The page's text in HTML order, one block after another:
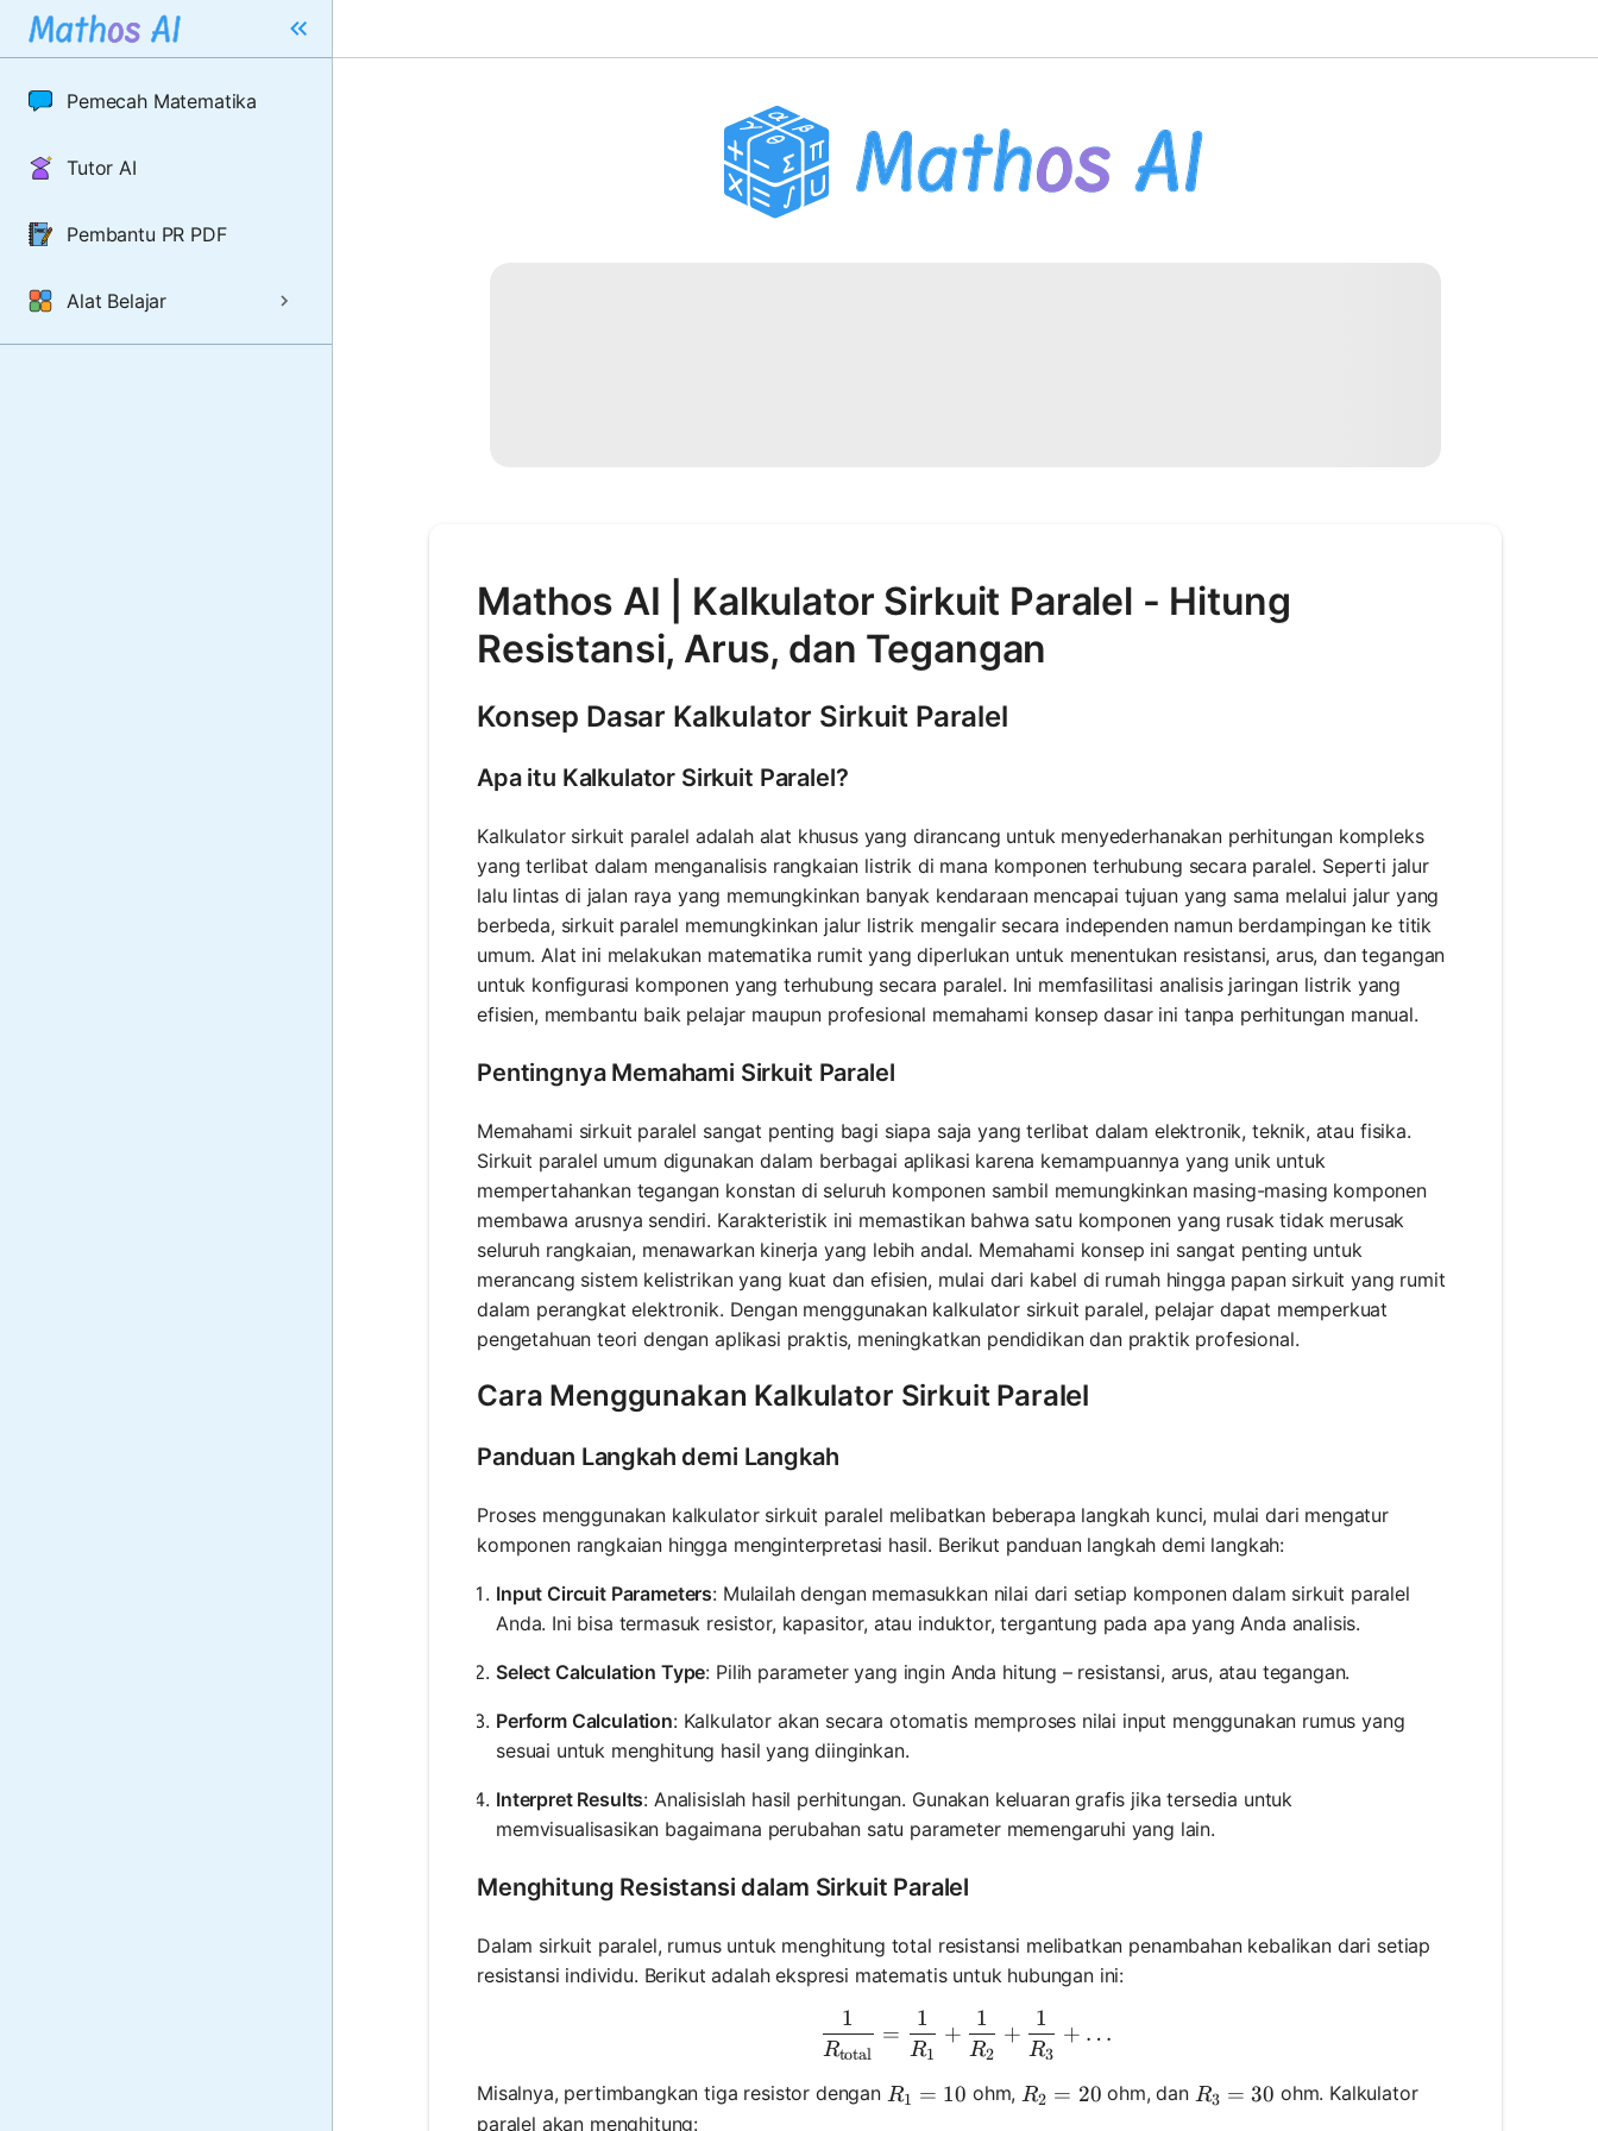
Pemecah Matematika
Tutor AI
Pembantu PR PDF
Alat Belajar
Mathos AI | Kalkulator Sirkuit Paralel - Hitung
Resistansi, Arus, dan Tegangan
Konsep Dasar Kalkulator Sirkuit Paralel
Apa itu Kalkulator Sirkuit Paralel?
Kalkulator sirkuit paralel adalah alat khusus yang dirancang untuk menyederhanakan perhitungan kompleks
yang terlibat dalam menganalisis rangkaian listrik di mana komponen terhubung secara paralel. Seperti jalur
lalu lintas di jalan raya yang memungkinkan banyak kendaraan mencapai tujuan yang sama melalui jalur yang
berbeda, sirkuit paralel memungkinkan jalur listrik mengalir secara independen namun berdampingan ke titik
umum. Alat ini melakukan matematika rumit yang diperlukan untuk menentukan resistansi, arus, dan tegangan
untuk konfigurasi komponen yang terhubung secara paralel. Ini memfasilitasi analisis jaringan listrik yang
efisien, membantu baik pelajar maupun profesional memahami konsep dasar ini tanpa perhitungan manual.
Pentingnya Memahami Sirkuit Paralel
Memahami sirkuit paralel sangat penting bagi siapa saja yang terlibat dalam elektronik, teknik, atau fisika.
Sirkuit paralel umum digunakan dalam berbagai aplikasi karena kemampuannya yang unik untuk
mempertahankan tegangan konstan di seluruh komponen sambil memungkinkan masing-masing komponen
membawa arusnya sendiri. Karakteristik ini memastikan bahwa satu komponen yang rusak tidak merusak
seluruh rangkaian, menawarkan kinerja yang lebih andal. Memahami konsep ini sangat penting untuk
merancang sistem kelistrikan yang kuat dan efisien, mulai dari kabel di rumah hingga papan sirkuit yang rumit
dalam perangkat elektronik. Dengan menggunakan kalkulator sirkuit paralel, pelajar dapat memperkuat
pengetahuan teori dengan aplikasi praktis, meningkatkan pendidikan dan praktik profesional.
Cara Menggunakan Kalkulator Sirkuit Paralel
Panduan Langkah demi Langkah
Proses menggunakan kalkulator sirkuit paralel melibatkan beberapa langkah kunci, mulai dari mengatur
komponen rangkaian hingga menginterpretasi hasil. Berikut panduan langkah demi langkah:
Input Circuit Parameters: Mulailah dengan memasukkan nilai dari setiap komponen dalam sirkuit paralel
Anda. Ini bisa termasuk resistor, kapasitor, atau induktor, tergantung pada apa yang Anda analisis.
Select Calculation Type: Pilih parameter yang ingin Anda hitung – resistansi, arus, atau tegangan.
Perform Calculation: Kalkulator akan secara otomatis memproses nilai input menggunakan rumus yang
sesuai untuk menghitung hasil yang diinginkan.
Interpret Results: Analisislah hasil perhitungan. Gunakan keluaran grafis jika tersedia untuk
memvisualisasikan bagaimana perubahan satu parameter memengaruhi yang lain.
Menghitung Resistansi dalam Sirkuit Paralel
Dalam sirkuit paralel, rumus untuk menghitung total resistansi melibatkan penambahan kebalikan dari setiap
resistansi individu. Berikut adalah ekspresi matematis untuk hubungan ini:
\frac{1}{R_{\text{total}}} = \frac{1}{R_1} +
Rtotal
1
=
R1
1
+
R2
1
+
R3
1
+ …
Misalnya, pertimbangkan tiga resistor dengan R_1 = 10
R1 = 10 ohm, R_2 = 20
R2 = 20 ohm, dan R_3 = 30
R3 = 30 ohm. Kalkulator
paralel akan menghitung: